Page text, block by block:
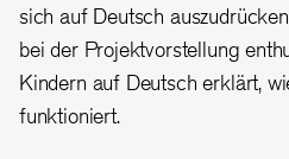
sich auf Deutsch
bei der Projektvorstellung
Kindern auf Deutsch erklärt,
funktioniert.